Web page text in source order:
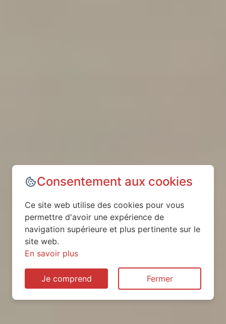
Consentement aux cookies
Ce site web utilise des cookies pour vous
permettre d'avoir une expérience de
navigation supérieure et plus pertinente sur le
site web.
En savoir plus
Je comprend Fermer